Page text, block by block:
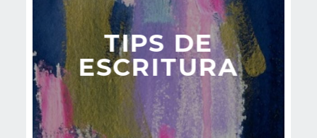
TIPS DE
ESCRITURA